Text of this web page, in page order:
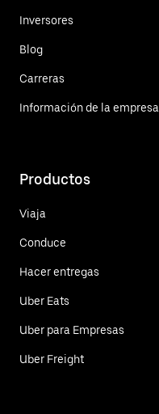
Inversores
Blog
Carreras
Información de la empresa
Productos
Viaja
Conduce
Hacer entregas
Uber Eats
Uber para Empresas
Uber Freight